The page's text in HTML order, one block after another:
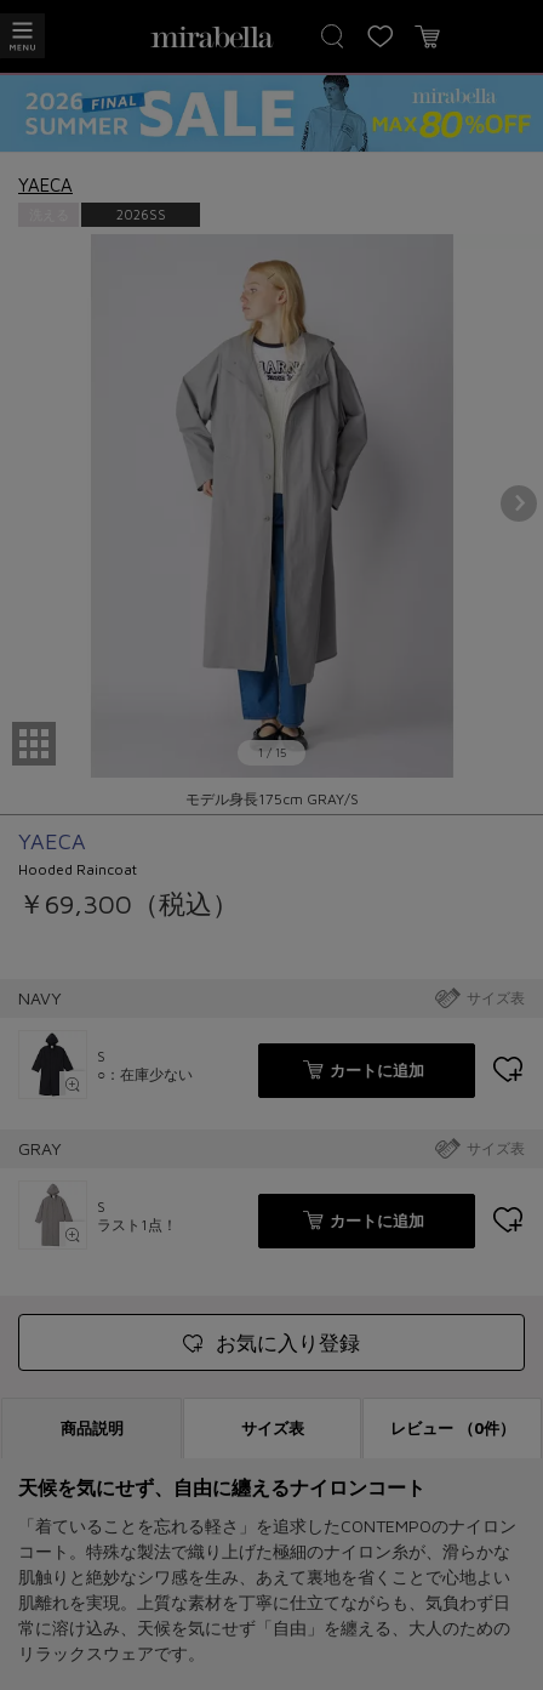
YAECA
2026SS
1 / 15
モデル身長175cm GRAY/S
YAECA
Hooded Raincoat
￥69,300（税込）
サイズ表
NAVY
S
○：在庫少ない
カートに追加
サイズ表
GRAY
S
ラスト1点！
カートに追加
お気に入り登録
商品説明 サイズ表 レビュー （0件）
天候を気にせず、自由に纏えるナイロンコート
「着ていることを忘れる軽さ」を追求したCONTEMPOのナイロン
コート。特殊な製法で織り上げた極細のナイロン糸が、滑らかな
肌触りと絶妙なシワ感を生み、あえて裏地を省くことで心地よい
肌離れを実現。上質な素材を丁寧に仕立てながらも、気負わず日
常に溶け込み、天候を気にせず「自由」を纏える、大人のための
リラックスウェアです。